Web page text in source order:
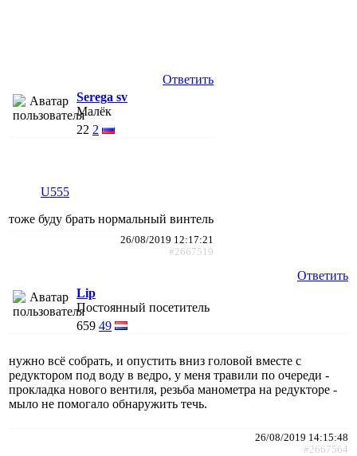
Ответить
Serega sv
Малёк
22 2
U555
тоже буду брать нормальный винтель
26/08/2019 12:17:21
#2667519
Ответить
Lip
Постоянный посетитель
659 49
нужно всё собрать, и опустить вниз головой вместе с
редуктором под воду в ведро, у меня травили по очереди -
прокладка нового вентиля, резьба манометра на редукторе -
мыло не помогало обнаружить течь.
26/08/2019 14:15:48
#2667564